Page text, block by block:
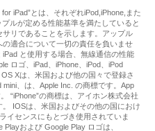
for iPad”とは、それぞれiPod,iPhone,また
ルが定める性能基準を満たしていると
リであることを示します。アップル
適合について一切の責任を負いませ
と使用する場合、無線通信の性能
ロゴ、iPad、iPhone、iPod、iPod
Xは、米国および他の国々で登録さ
、は、Apple Inc. の商標です。App
“iPhone”の商標は、アイホン株式会社
IOSは、米国およびその他の国におけ
イセンスにもとづき使用されていま
および Google Play ロゴは、